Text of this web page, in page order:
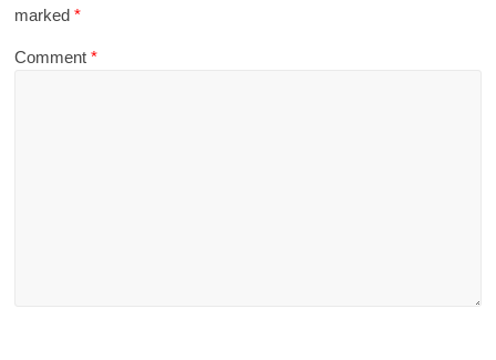
marked*
Comment*